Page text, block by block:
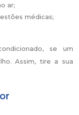
ar;
médicas;
se um
Assim, tire a sua